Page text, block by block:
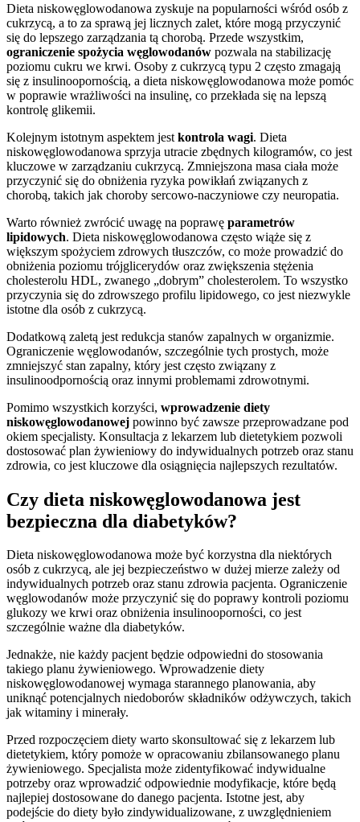
Dieta niskowęglowodanowa zyskuje na popularności wśród osób z
cukrzycą, a to za sprawą jej licznych zalet, które mogą przyczynić
się do lepszego zarządzania tą chorobą. Przede wszystkim,
ograniczenie spożycia węglowodanów pozwala na stabilizację
poziomu cukru we krwi. Osoby z cukrzycą typu 2 często zmagają
się z insulinoopornością, a dieta niskowęglowodanowa może pomóc
w poprawie wrażliwości na insulinę, co przekłada się na lepszą
kontrolę glikemii.
Kolejnym istotnym aspektem jest kontrola wagi. Dieta
niskowęglowodanowa sprzyja utracie zbędnych kilogramów, co jest
kluczowe w zarządzaniu cukrzycą. Zmniejszona masa ciała może
przyczynić się do obniżenia ryzyka powikłań związanych z
chorobą, takich jak choroby sercowo-naczyniowe czy neuropatia.
Warto również zwrócić uwagę na poprawę parametrów
lipidowych. Dieta niskowęglowodanowa często wiąże się z
większym spożyciem zdrowych tłuszczów, co może prowadzić do
obniżenia poziomu trójglicerydów oraz zwiększenia stężenia
cholesterolu HDL, zwanego „dobrym” cholesterolem. To wszystko
przyczynia się do zdrowszego profilu lipidowego, co jest niezwykle
istotne dla osób z cukrzycą.
Dodatkową zaletą jest redukcja stanów zapalnych w organizmie.
Ograniczenie węglowodanów, szczególnie tych prostych, może
zmniejszyć stan zapalny, który jest często związany z
insulinoodpornością oraz innymi problemami zdrowotnymi.
Pomimo wszystkich korzyści, wprowadzenie diety
niskowęglowodanowej powinno być zawsze przeprowadzane pod
okiem specjalisty. Konsultacja z lekarzem lub dietetykiem pozwoli
dostosować plan żywieniowy do indywidualnych potrzeb oraz stanu
zdrowia, co jest kluczowe dla osiągnięcia najlepszych rezultatów.
Czy dieta niskowęglowodanowa jest
bezpieczna dla diabetyków?
Dieta niskowęglowodanowa może być korzystna dla niektórych
osób z cukrzycą, ale jej bezpieczeństwo w dużej mierze zależy od
indywidualnych potrzeb oraz stanu zdrowia pacjenta. Ograniczenie
węglowodanów może przyczynić się do poprawy kontroli poziomu
glukozy we krwi oraz obniżenia insulinooporności, co jest
szczególnie ważne dla diabetyków.
Jednakże, nie każdy pacjent będzie odpowiedni do stosowania
takiego planu żywieniowego. Wprowadzenie diety
niskowęglowodanowej wymaga starannego planowania, aby
uniknąć potencjalnych niedoborów składników odżywczych, takich
jak witaminy i minerały.
Przed rozpoczęciem diety warto skonsultować się z lekarzem lub
dietetykiem, który pomoże w opracowaniu zbilansowanego planu
żywieniowego. Specjalista może zidentyfikować indywidualne
potrzeby oraz wprowadzić odpowiednie modyfikacje, które będą
najlepiej dostosowane do danego pacjenta. Istotne jest, aby
podejście do diety było zindywidualizowane, z uwzględnieniem